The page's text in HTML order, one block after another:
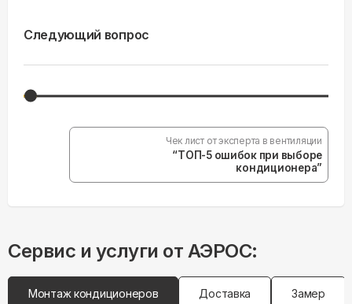
Следующий вопрос
Чек лист от эксперта в вентиляции
“ТОП-5 ошибок при выборе
кондиционера”
Сервис и услуги от АЭРОС:
Монтаж кондиционеров Доставка Замер